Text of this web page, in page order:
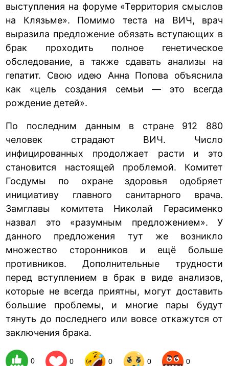
выступления на форуме «Территория смыслов
на Клязьме». Помимо теста на ВИЧ, врач
выразила предложение обязать вступающих в
брак проходить полное генетическое
обследование, а также сдавать анализы на
гепатит. Свою идею Анна Попова объяснила
как «цель создания семьи — это всегда
рождение детей».
По последним данным в стране 912 880
человек страдают ВИЧ. Число
инфицированных продолжает расти и это
становится настоящей проблемой. Комитет
Госдумы по охране здоровья одобряет
инициативу главного санитарного врача.
Замглавы комитета Николай Герасименко
назвал это «разумным предложением». У
данного предложения тут же возникло
множество сторонников и ещё больше
противников. Дополнительные трудности
перед вступлением в брак в виде анализов,
которые не всегда приятны, могут доставить
большие проблемы, и многие пары будут
тянуть до последнего или вовсе откажутся от
заключения брака.
0 0 0 0 0